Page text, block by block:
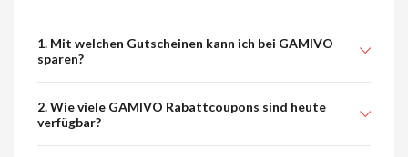
1. Mit welchen Gutscheinen kann ich bei GAMIVO
sparen?
2. Wie viele GAMIVO Rabattcoupons sind heute
verfügbar?